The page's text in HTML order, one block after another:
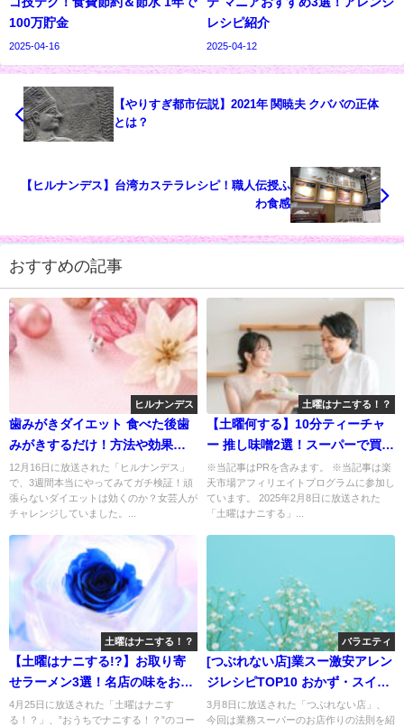
100万貯金
2025-04-16
レシピ紹介
2025-04-12
【やりすぎ都市伝説】2021年 関暁夫 クババの正体
とは？
【ヒルナンデス】台湾カステラレシピ！職人伝授ふ
わ食感
おすすめの記事
ヒルナンデス
歯みがきダイエット 食べた後歯
みがきするだけ！方法や効果を
紹介
12月16日に放送された「ヒルナンデス」
で、3週間本当にやってみてガチ検証！頑
張らないダイエットは効くのか？女芸人が
チャレンジしていました。...
土曜はナニする！？
【土曜何する】10分ティーチャ
ー 推し味噌2選！スーパーで買え
る
※当記事はPRを含みます。 ※当記事は楽
天市場アフィリエイトプログラムに参加し
ています。 2025年2月8日に放送された
「土曜はナニする」...
土曜はナニする！？
【土曜はナニする!?】お取り寄
せラーメン3選！名店の味をおう
ちで
4月25日に放送された「土曜はナニす
る！？」、”おうちでナニする！？”のコー
バラエティ
[つぶれない店]業スー激安アレン
ジレシピTOP10 おかず・スイー
ツ10品
3月8日に放送された「つぶれない店」、
今回は業務スーパーのお店作りの法則を紹